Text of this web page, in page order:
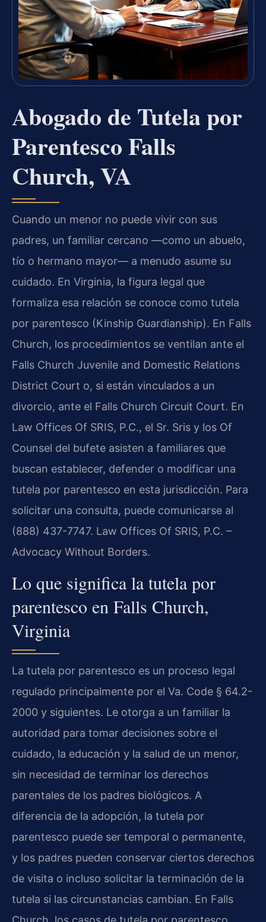
Abogado de Tutela por
Parentesco Falls
Church, VA
Cuando un menor no puede vivir con sus
padres, un familiar cercano —como un abuelo,
tío o hermano mayor— a menudo asume su
cuidado. En Virginia, la figura legal que
formaliza esa relación se conoce como tutela
por parentesco (Kinship Guardianship). En Falls
Church, los procedimientos se ventilan ante el
Falls Church Juvenile and Domestic Relations
District Court o, si están vinculados a un
divorcio, ante el Falls Church Circuit Court. En
Law Offices Of SRIS, P.C., el Sr. Sris y los Of
Counsel del bufete asisten a familiares que
buscan establecer, defender o modificar una
tutela por parentesco en esta jurisdicción. Para
solicitar una consulta, puede comunicarse al
(888) 437-7747. Law Offices Of SRIS, P.C. –
Advocacy Without Borders.
Lo que significa la tutela por
parentesco en Falls Church,
Virginia
La tutela por parentesco es un proceso legal
regulado principalmente por el Va. Code § 64.2-
2000 y siguientes. Le otorga a un familiar la
autoridad para tomar decisiones sobre el
cuidado, la educación y la salud de un menor,
sin necesidad de terminar los derechos
parentales de los padres biológicos. A
diferencia de la adopción, la tutela por
parentesco puede ser temporal o permanente,
y los padres pueden conservar ciertos derechos
de visita o incluso solicitar la terminación de la
tutela si las circunstancias cambian. En Falls